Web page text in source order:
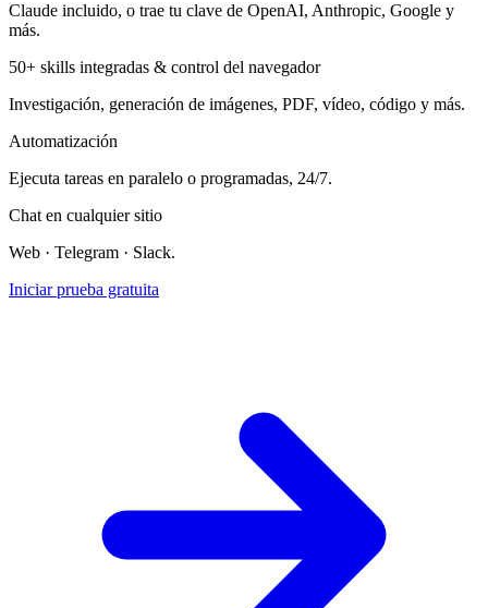
Claude incluido, o trae tu clave de OpenAI, Anthropic, Google y
más.
50+ skills integradas & control del navegador
Investigación, generación de imágenes, PDF, vídeo, código y más.
Automatización
Ejecuta tareas en paralelo o programadas, 24/7.
Chat en cualquier sitio
Web · Telegram · Slack.
Iniciar prueba gratuita